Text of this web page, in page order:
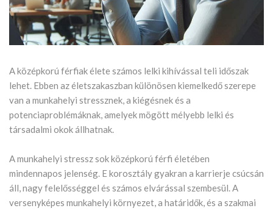
A középkorú férfiak élete számos lelki kihívással teli időszak
lehet. Ebben az életszakaszban különösen kiemelkedő szerepe
van a munkahelyi stressznek, a kiégésnek és a
potenciaproblémáknak, amelyek mögött mélyebb lelki és
társadalmi okok állhatnak.
A munkahelyi stressz sok középkorú férfi életében
mindennapos jelenség. E korosztály gyakran a karrierje csúcsán
áll, nagy felelősséggel és számos elvárással szembesül. A
versenyképes munkahelyi környezet, a határidők, és a szakmai